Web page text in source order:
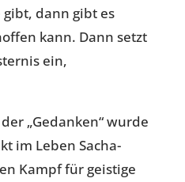
dann gibt es
kann. Dann setzt
ein,
„Gedan­ken“ wurde
im Leben Sach­a­
Kampf für geis­tige